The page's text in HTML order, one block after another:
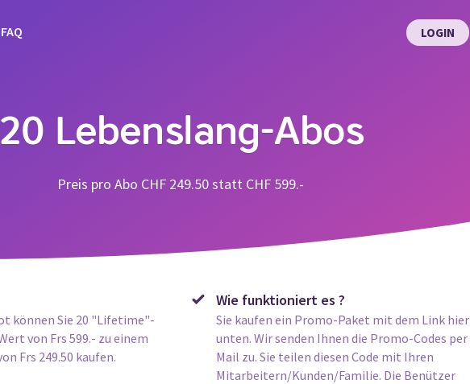
FAQ LOGIN
Lebenslang-Abos
Preis pro Abo CHF 249.50 statt CHF 599.-
können Sie 20 "Lifetime"-
von Frs 599.- zu einem
Frs 249.50 kaufen.
Wie funktioniert es ?
Sie kaufen ein Promo-Paket mit dem Link hier
unten. Wir senden Ihnen die Promo-Codes per
Mail zu. Sie teilen diesen Code mit Ihren
Mitarbeitern/Kunden/Familie. Die Benützer